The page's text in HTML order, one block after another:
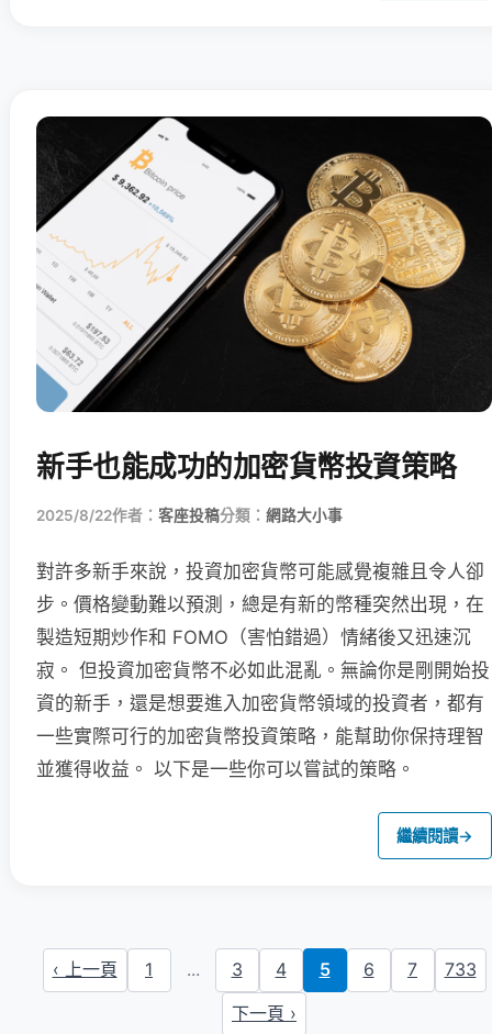
新手也能成功的加密貨幣投資策略
2025/8/22作者： 客座投稿分類： 網路大小事
對許多新手來說，投資加密貨幣可能感覺複雜且令人卻
步。價格變動難以預測，總是有新的幣種突然出現，在
製造短期炒作和 FOMO（害怕錯過）情緒後又迅速沉
寂。 但投資加密貨幣不必如此混亂。無論你是剛開始投
資的新手，還是想要進入加密貨幣領域的投資者，都有
一些實際可行的加密貨幣投資策略，能幫助你保持理智
並獲得收益。 以下是一些你可以嘗試的策略。
繼續閱讀→
‹ 上一頁 1 ... 3 4 5 6 7
733
下一頁 ›